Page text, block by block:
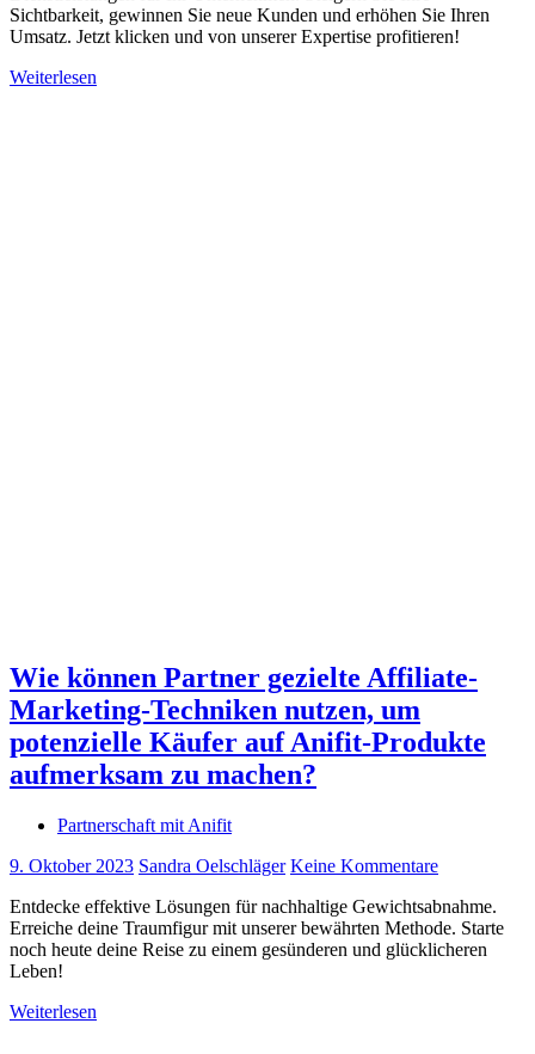
Sichtbarkeit, gewinnen Sie neue Kunden und erhöhen Sie Ihren
Umsatz. Jetzt klicken und von unserer Expertise profitieren!
Weiterlesen
Wie können Partner gezielte Affiliate-
Marketing-Techniken nutzen, um
potenzielle Käufer auf Anifit-Produkte
aufmerksam zu machen?
Partnerschaft mit Anifit
9. Oktober 2023 Sandra Oelschläger Keine Kommentare
Entdecke effektive Lösungen für nachhaltige Gewichtsabnahme.
Erreiche deine Traumfigur mit unserer bewährten Methode. Starte
noch heute deine Reise zu einem gesünderen und glücklicheren
Leben!
Weiterlesen